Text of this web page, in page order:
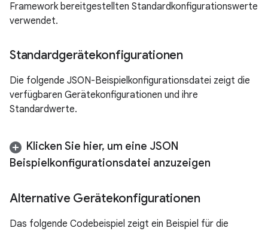
Framework bereitgestellten Standardkonfigurationswerte
verwendet.
Standardgerätekonfigurationen
Die folgende JSON-Beispielkonfigurationsdatei zeigt die
verfügbaren Gerätekonfigurationen und ihre
Standardwerte.
Klicken Sie hier, um eine JSON
Beispielkonfigurationsdatei anzuzeigen
Alternative Gerätekonfigurationen
Das folgende Codebeispiel zeigt ein Beispiel für die